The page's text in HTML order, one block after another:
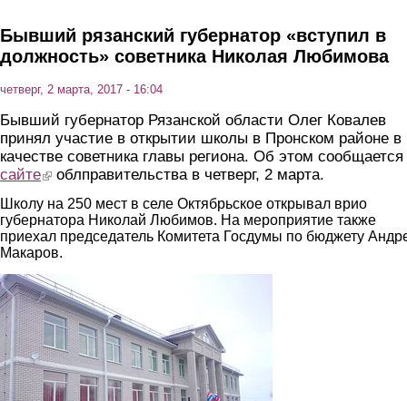
Бывший рязанский губернатор «вступил в
должность» советника Николая Любимова
четверг, 2 марта, 2017 - 16:04
Бывший губернатор Рязанской области Олег Ковалев
принял участие в открытии школы в Пронском районе в
качестве советника главы региона. Об этом сообщается
сайте(link is external)
облправительства в четверг, 2 марта.
Школу на 250 мест в селе Октябрьское открывал врио
губернатора Николай Любимов. На мероприятие также
приехал председатель Комитета Госдумы по бюджету
Макаров.
1.jpg